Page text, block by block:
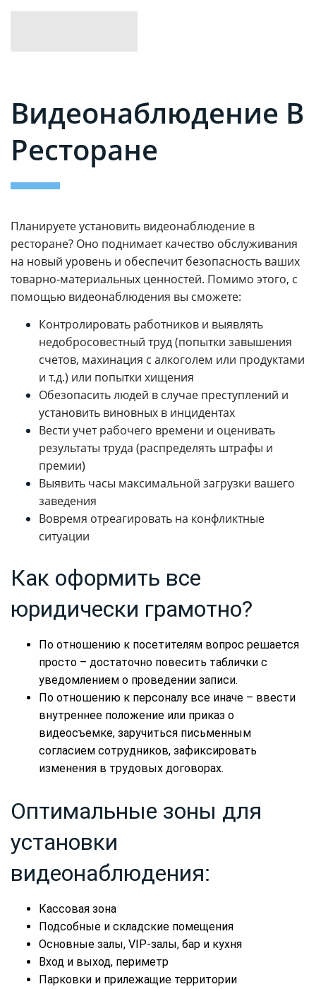
Видеонаблюдение В
Ресторане
Планируете установить видеонаблюдение в
ресторане? Оно поднимает качество обслуживания
на новый уровень и обеспечит безопасность ваших
товарно-материальных ценностей. Помимо этого, с
помощью видеонаблюдения вы сможете:
Контролировать работников и выявлять
недобросовестный труд (попытки завышения
счетов, махинация с алкоголем или продуктами
и т.д.) или попытки хищения
Обезопасить людей в случае преступлений и
установить виновных в инцидентах
Вести учет рабочего времени и оценивать
результаты труда (распределять штрафы и
премии)
Выявить часы максимальной загрузки вашего
заведения
Вовремя отреагировать на конфликтные
ситуации
Как оформить все
юридически грамотно?
По отношению к посетителям вопрос решается
просто – достаточно повесить таблички с
уведомлением о проведении записи.
По отношению к персоналу все иначе – ввести
внутреннее положение или приказ о
видеосъемке, заручиться письменным
согласием сотрудников, зафиксировать
изменения в трудовых договорах.
Оптимальные зоны для
установки
видеонаблюдения:
Кассовая зона
Подсобные и складские помещения
Основные залы, VIP-залы, бар и кухня
Вход и выход, периметр
Парковки и прилежащие территории